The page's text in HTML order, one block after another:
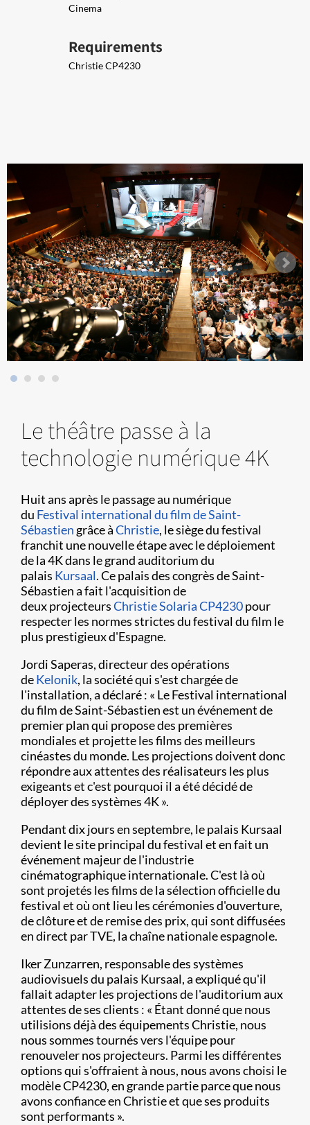
Cinema
Requirements
Christie CP4230
Le théâtre passe à la
technologie numérique 4K
Huit ans après le passage au numérique
du Festival international du film de Saint-
Sébastien grâce àChristie, le siège du festival
franchit une nouvelle étape avec le déploiement
de la 4K dans le grand auditorium du
palais Kursaal. Ce palais des congrès de Saint-
Sébastien a fait l'acquisition de
deux projecteursChristie Solaria CP4230pour
respecter les normes strictes du festival du film le
plus prestigieux d'Espagne.
Jordi Saperas, directeur des opérations
deKelonik, la société qui s'est chargée de
l'installation, a déclaré : « Le Festival international
du film de Saint-Sébastien est un événement de
premier plan qui propose des premières
mondiales et projette les films des meilleurs
cinéastes du monde. Les projections doivent donc
répondre aux attentes des réalisateurs les plus
exigeants et c'est pourquoi il a été décidé de
déployer des systèmes 4K ».
Pendant dix jours en septembre, le palais Kursaal
devient le site principal du festival et en fait un
événement majeur de l'industrie
cinématographique internationale. C'est là où
sont projetés les films de la sélection officielle du
festival et où ont lieu les cérémonies d'ouverture,
de clôture et de remise des prix, qui sont diffusées
en direct par TVE, la chaîne nationale espagnole.
Iker Zunzarren, responsable des systèmes
audiovisuels du palais Kursaal, a expliqué qu'il
fallait adapter les projections de l'auditorium aux
attentes de ses clients : « Étant donné que nous
utilisions déjà des équipements Christie, nous
nous sommes tournés vers l'équipe pour
renouveler nos projecteurs. Parmi les différentes
options qui s'offraient à nous, nous avons choisi le
modèle CP4230, en grande partie parce que nous
avons confiance en Christie et que ses produits
sont performants ».